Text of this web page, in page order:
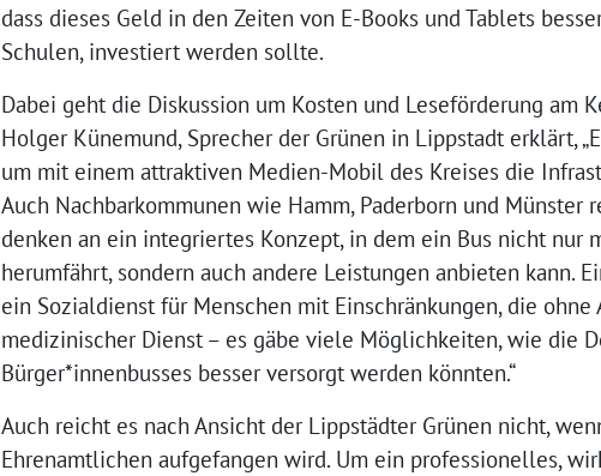
dass dieses Geld in den Zeiten von E-Books und Tablets
Schulen, investiert werden sollte.
Dabei geht die Diskussion um Kosten und Leseförderung am
Holger Künemund, Sprecher der Grünen in Lippstadt erklärt,
um mit einem attraktiven Medien-Mobil des Kreises die
Auch Nachbarkommunen wie Hamm, Paderborn und
denken an ein integriertes Konzept, in dem ein Bus nicht nur
herumfährt, sondern auch andere Leistungen anbieten kann.
ein Sozialdienst für Menschen mit Einschränkungen, die
medizinischer Dienst – es gäbe viele Möglichkeiten, wie die
Bürger*innenbusses besser versorgt werden könnten.“
Auch reicht es nach Ansicht der Lippstädter Grünen nicht,
Ehrenamtlichen aufgefangen wird. Um ein professionelles,